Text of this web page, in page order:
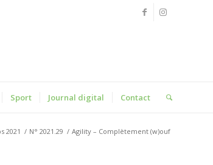
Sport Journal digital Contact
2021 / N° 2021.29 / Agility – Complètement (w)ouf